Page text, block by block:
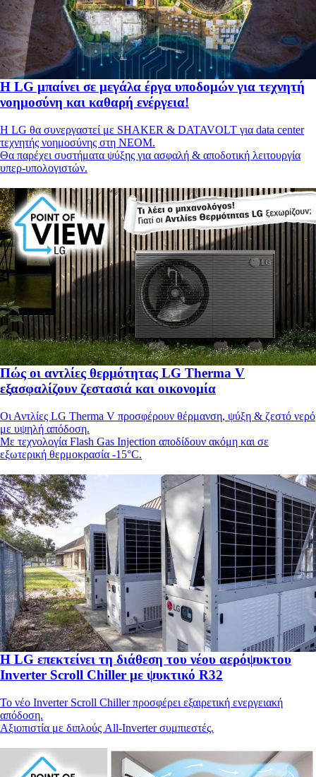
Η LG μπαίνει σε μεγάλα έργα υποδομών για τεχνητή
νοημοσύνη και καθαρή ενέργεια!
Η LG θα συνεργαστεί με SHAKER & DATAVOLT για data center
τεχνητής νοημοσύνης στη NEOM.
Θα παρέχει συστήματα ψύξης για ασφαλή & αποδοτική λειτουργία
υπερ-υπολογιστών.
Πώς οι αντλίες θερμότητας LG Therma V
εξασφαλίζουν ζεστασιά και οικονομία
Οι Αντλίες LG Therma V προσφέρουν θέρμανση, ψύξη & ζεστό νερό
με υψηλή απόδοση.
Με τεχνολογία Flash Gas Injection αποδίδουν ακόμη και σε
εξωτερική θερμοκρασία -15°C.
Η LG επεκτείνει τη διάθεση του νέου αερόψυκτου
Inverter Scroll Chiller με ψυκτικό R32
Το νέο Inverter Scroll Chiller προσφέρει εξαιρετική ενεργειακή
απόδοση.
Αξιοπιστία με διπλούς All-Inverter συμπιεστές.